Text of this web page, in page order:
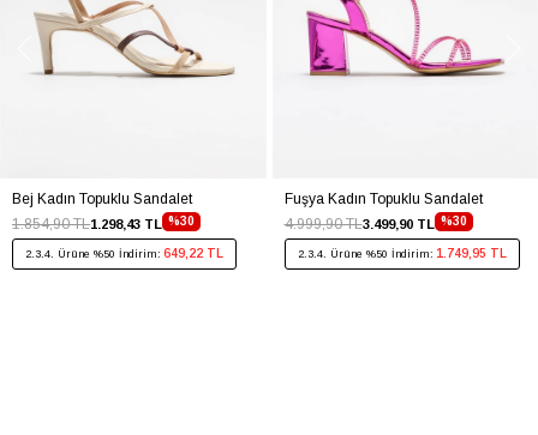
Bej Kadın Topuklu Sandalet
%30
1.298,43 TL
1.854,90 TL
2.3.4. Ürüne %50 İndirim: 649,22 TL
Fuşya Kadın Topuklu Sandalet
%30
3.499,90 TL
4.999,90 TL
2.3.4. Ürüne %50 İndirim: 1.749,95 TL